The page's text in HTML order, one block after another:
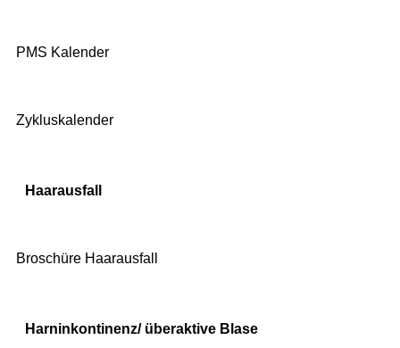
PMS Kalender
Zykluskalender
Haarausfall
Broschüre Haarausfall
Harninkontinenz/ überaktive Blase